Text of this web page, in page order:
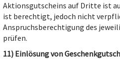
Aktionsgutscheins auf Dritte ist
ist berechtigt, jedoch nicht
Anspruchsberechtigung des
prüfen.
11) Einlösung von